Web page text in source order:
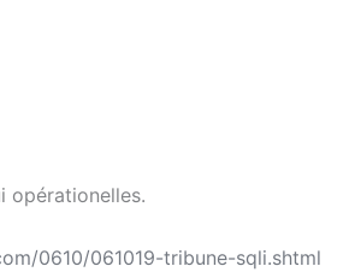
opérationelles.
0610/061019-tribune-sqli.shtml